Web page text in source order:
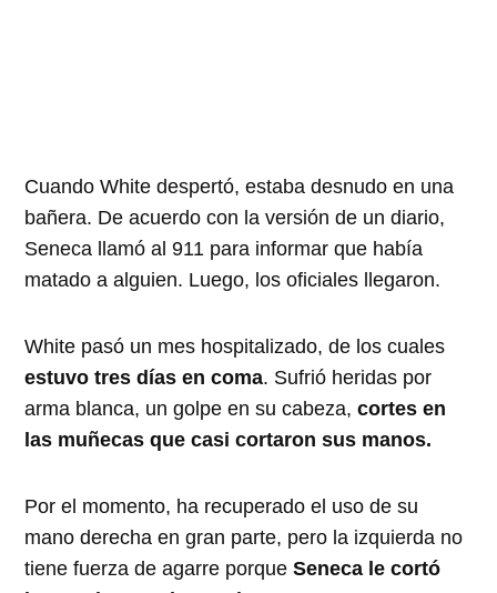
Cuando White despertó, estaba desnudo en una
bañera. De acuerdo con la versión de un diario,
Seneca llamó al 911 para informar que había
matado a alguien. Luego, los oficiales llegaron.
White pasó un mes hospitalizado, de los cuales
estuvo tres días en coma. Sufrió heridas por
arma blanca, un golpe en su cabeza,cortes en
las muñecas que casi cortaron sus manos.
Por el momento, ha recuperado el uso de su
mano derecha en gran parte, pero la izquierda no
tiene fuerza de agarre porqueSeneca le cortó